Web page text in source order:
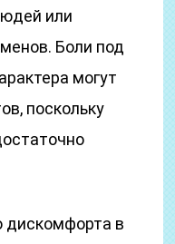
или
Боли под
могут
поскольку
дискомфорта в